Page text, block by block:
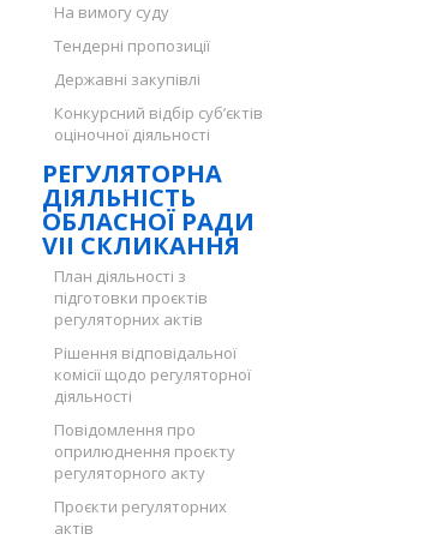
На вимогу суду
Тендерні пропозиції
Державні закупівлі
Конкурсний відбір суб’єктів
оціночної діяльності
РЕГУЛЯТОРНА
ДІЯЛЬНІСТЬ
ОБЛАСНОЇ РАДИ
VII СКЛИКАННЯ
План діяльності з
підготовки проєктів
регуляторних актів
Рішення відповідальної
комісії щодо регуляторної
діяльності
Повідомлення про
оприлюднення проєкту
регуляторного акту
Проєкти регуляторних
актів